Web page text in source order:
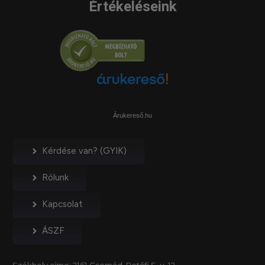
Értékeléseink
Árukereső.hu
Kérdése van? (GYIK)
Rólunk
Kapcsolat
ÁSZF